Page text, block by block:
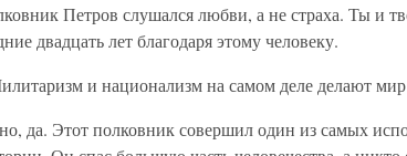
Петров слушался любви, а не страха. Ты и
двадцать лет благодаря этому человеку.
и национализм на самом деле делают мир
да. Этот полковник совершил один из самых